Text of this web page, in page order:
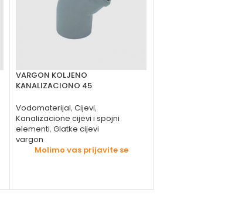
VARGON KOLJENO
KANALIZACIONO 45
Vodomaterijal, Cijevi,
Kanalizacione cijevi i spojni
elementi, Glatke cijevi
vargon
Molimo vas prijavite se